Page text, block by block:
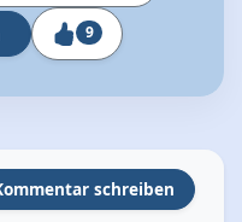
9
schreiben